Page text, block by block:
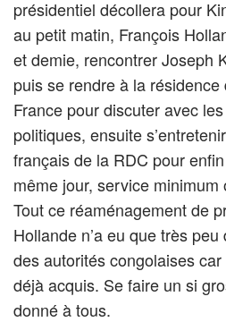
présidentiel décollera pour
au petit matin, François
et demie, rencontrer Joseph
puis se rendre à la résidence
France pour discuter avec
politiques, ensuite
français de la RDC pour
même jour, service minimum
Tout ce réaménagement de
Hollande n’a eu que très
des autorités congolaises
déjà acquis. Se faire un si
donné à tous.